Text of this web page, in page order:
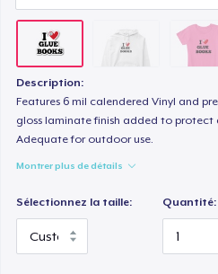
Description:
Features 6 mil calendered Vinyl and
gloss laminate finish added to protect
Adequate for outdoor use.
Montrer plus de détails
Sélectionnez la taille: Quantité: